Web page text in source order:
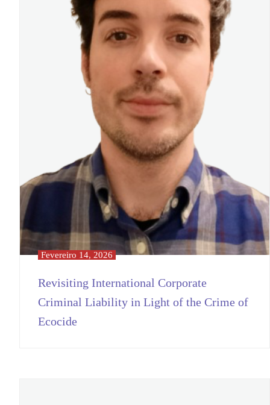
Revisiting International Corporate
Criminal Liability in Light of the Crime of
Ecocide
Fevereiro 14, 2026